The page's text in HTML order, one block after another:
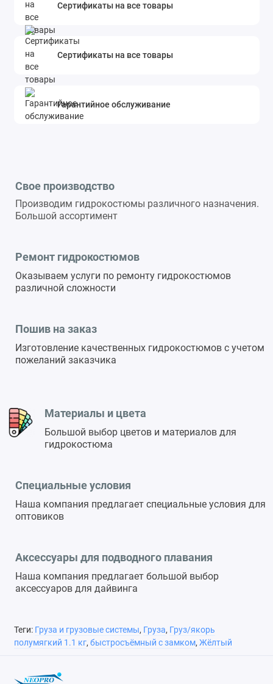
Сертификаты на все товары
Сертификаты на все товары
Гарантийное обслуживание
Свое производство
Производим гидрокостюмы различного назначения.
Большой ассортимент
Ремонт гидрокостюмов
Оказываем услуги по ремонту гидрокостюмов
различной сложности
Пошив на заказ
Изготовление качественных гидрокостюмов с учетом
пожеланий заказчика
Материалы и цвета
Большой выбор цветов и материалов для
гидрокостюма
Специальные условия
Наша компания предлагает специальные условия для
оптовиков
Аксессуары для подводного плавания
Наша компания предлагает большой выбор
аксессуаров для дайвинга
Теги: Груза и грузовые системы, Груза, Груз/якорь
полумягкий 1.1 кг, быстросъёмный с замком, Жёлтый